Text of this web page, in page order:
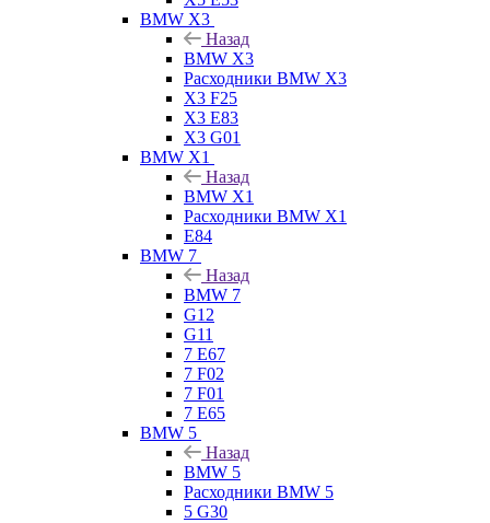
BMW X3
Назад
BMW X3
Расходники BMW X3
X3 F25
X3 E83
X3 G01
BMW X1
Назад
BMW X1
Расходники BMW X1
E84
BMW 7
Назад
BMW 7
G12
G11
7 Е67
7 F02
7 F01
7 E65
BMW 5
Назад
BMW 5
Расходники BMW 5
5 G30